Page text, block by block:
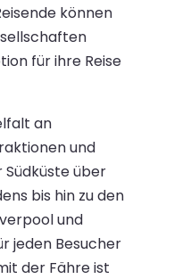
können
für ihre Reise
an
und
über
bis hin zu den
und
jeden Besucher
der Fähre ist